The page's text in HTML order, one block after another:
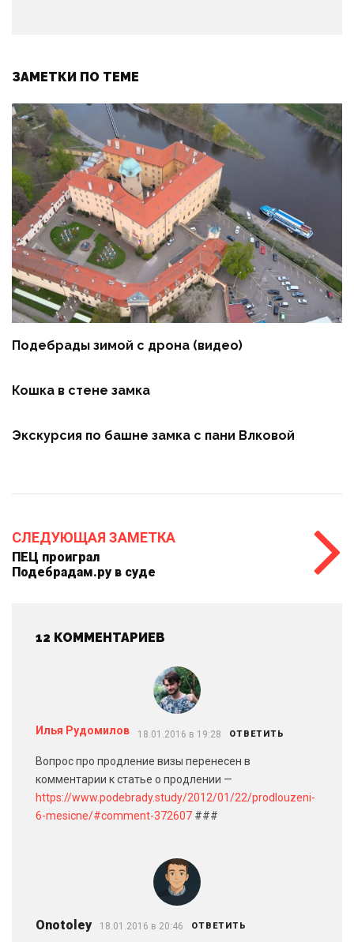
ЗАМЕТКИ ПО ТЕМЕ
Подебрады зимой с дрона (видео)
Кошка в стене замка
Экскурсия по башне замка с пани Влковой
СЛЕДУЮЩАЯ ЗАМЕТКА
ПЕЦ проиграл
Подебрадам.ру в суде
12 КОММЕНТАРИЕВ
Илья Рудомилов 18.01.2016 в 19:28 ОТВЕТИТЬ
Вопрос про продление визы перенесен в
комментарии к статье о продлении —
https://www.podebrady.study/2012/01/22/prodlouzeni-
6-mesicne/#comment-372607 ###
Onotoley 18.01.2016 в 20:46 ОТВЕТИТЬ